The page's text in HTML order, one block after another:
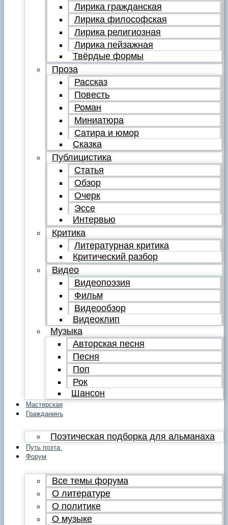
Лирика гражданская
Лирика философская
Лирика религиозная
Лирика пейзажная
Твёрдые формы
Проза
Рассказ
Повесть
Роман
Миниатюра
Сатира и юмор
Сказка
Публицистика
Статья
Обзор
Очерк
Эссе
Интервью
Критика
Литературная критика
Критический разбор
Видео
Видеопоэзия
Фильм
Видеообзор
Видеоклип
Музыка
Авторская песня
Песня
Поп
Рок
Шансон
Мастерская
Гражданинъ
Поэтическая подборка для альманаха
Путь поэта
Форум
Все темы форума
О литературе
О политике
О музыке